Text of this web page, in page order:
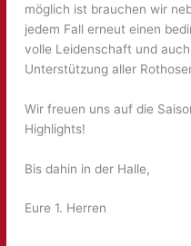
möglich ist brauchen wir
jedem Fall erneut einen
volle Leidenschaft und
Unterstützung aller
Wir freuen uns auf die
Highlights!
Bis dahin in der Halle,
Eure 1. Herren